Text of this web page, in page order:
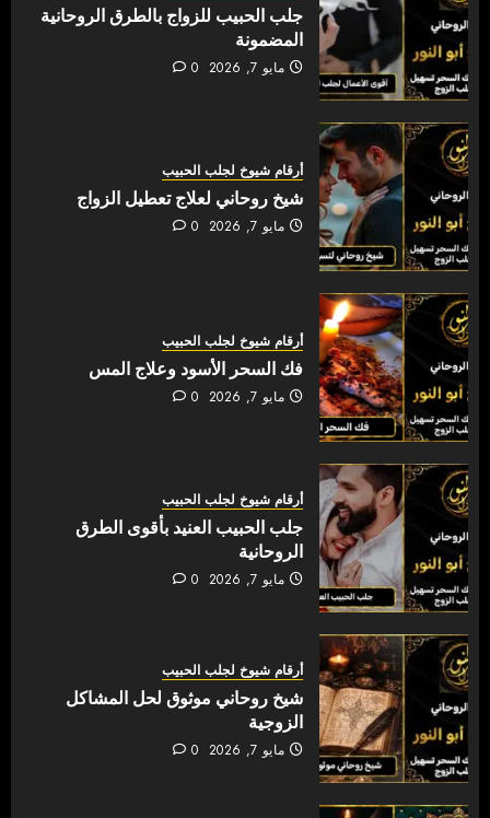
جلب الحبيب للزواج بالطرق الروحانية
المضمونة
مايو 7, 2026 0
أرقام شيوخ لجلب الحبيب
شيخ روحاني لعلاج تعطيل الزواج
مايو 7, 2026 0
أرقام شيوخ لجلب الحبيب
فك السحر الأسود وعلاج المس
مايو 7, 2026 0
أرقام شيوخ لجلب الحبيب
جلب الحبيب العنيد بأقوى الطرق
الروحانية
مايو 7, 2026 0
أرقام شيوخ لجلب الحبيب
شيخ روحاني موثوق لحل المشاكل
الزوجية
مايو 7, 2026 0